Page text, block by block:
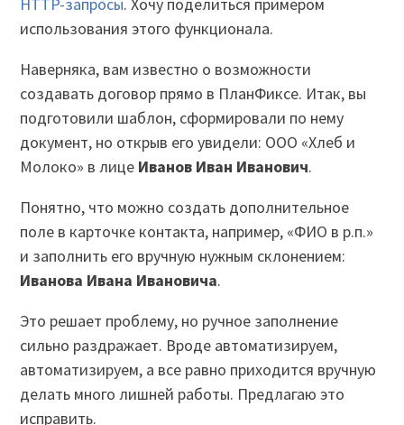
использования этого функционала.
Наверняка, вам известно о возможности
создавать договор прямо в ПланФиксе. Итак, вы
подготовили шаблон, сформировали по нему
документ, но открыв его увидели: ООО «Хлеб и
Молоко» в лице Иванов Иван Иванович.
Понятно, что можно создать дополнительное
поле в карточке контакта, например, «ФИО в р.п.»
и заполнить его вручную нужным склонением:
Иванова Ивана Ивановича.
Это решает проблему, но ручное заполнение
сильно раздражает. Вроде автоматизируем,
автоматизируем, а все равно приходится вручную
делать много лишней работы. Предлагаю это
исправить.